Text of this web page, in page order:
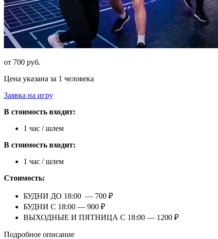
от 700 руб.
Цена указана за 1 человека
Заявка на игру
В стоимость входит:
1 час / шлем
В стоимость входит:
1 час / шлем
Стоимость:
БУДНИ ДО 18:00 — 700 ₽
БУДНИ С 18:00 — 900 ₽
ВЫХОДНЫЕ И ПЯТНИЦА С 18:00 — 1200 ₽
Подробное описание